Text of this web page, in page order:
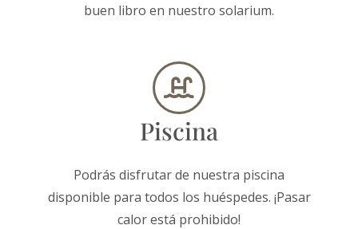
buen libro en nuestro solarium.
Piscina
Podrás disfrutar de nuestra piscina
disponible para todos los huéspedes. ¡Pasar
calor está prohibido!